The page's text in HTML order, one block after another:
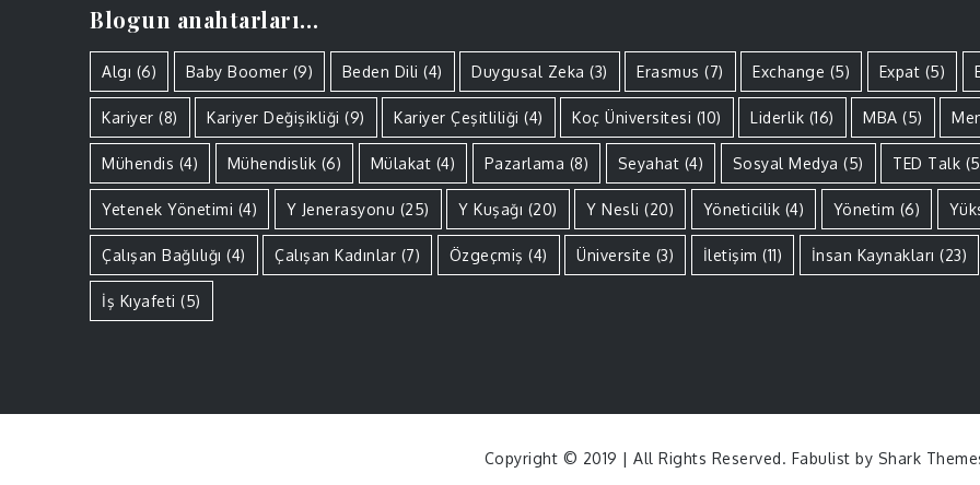
Blogun anahtarları…
Algı (6) Baby Boomer (9) Beden Dili (4) Duygusal Zeka (3) Erasmus (7) Exchange (5) Expat (5)
Kariyer (8) Kariyer Değişikliği (9) Kariyer Çeşitliliği (4) Koç Üniversitesi (10) Liderlik (16) MBA (5)
Mühendis (4) Mühendislik (6) Mülakat (4) Pazarlama (8) Seyahat (4) Sosyal Medya (5) TED Talk
Yetenek Yönetimi (4) Y Jenerasyonu (25) Y Kuşağı (20) Y Nesli (20) Yöneticilik (4) Yönetim (6)
Çalışan Bağlılığı (4) Çalışan Kadınlar (7) Özgeçmiş (4) Üniversite (3) İletişim (11) İnsan Kaynakları (23)
İş Kıyafeti (5)
Copyright © 2019 | All Rights Reserved. Fabulist by Shark